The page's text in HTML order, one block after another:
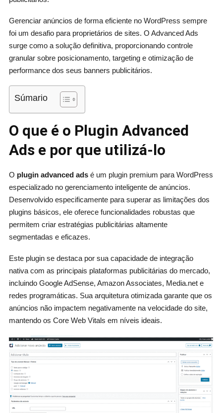
Gerenciar anúncios de forma eficiente no WordPress sempre
foi um desafio para proprietários de sites. O Advanced Ads
surge como a solução definitiva, proporcionando controle
granular sobre posicionamento, targeting e otimização de
performance dos seus banners publicitários.
Súmario
O que é o Plugin Advanced
Ads e por que utilizá-lo
O plugin advanced adsé um plugin premium para WordPress
especializado no gerenciamento inteligente de anúncios.
Desenvolvido especificamente para superar as limitações dos
plugins básicos, ele oferece funcionalidades robustas que
permitem criar estratégias publicitárias altamente
segmentadas e eficazes.
Este plugin se destaca por sua capacidade de integração
nativa com as principais plataformas publicitárias do mercado,
incluindo Google AdSense, Amazon Associates, Media.net e
redes programáticas. Sua arquitetura otimizada garante que os
anúncios não impactem negativamente na velocidade do site,
mantendo os Core Web Vitals em níveis ideais.